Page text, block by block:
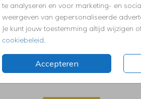
te analyseren en voor marketing- en
weergeven van gepersonaliseerde
Je kunt jouw toestemming altijd wijzigen
cookiebeleid
Accepteren